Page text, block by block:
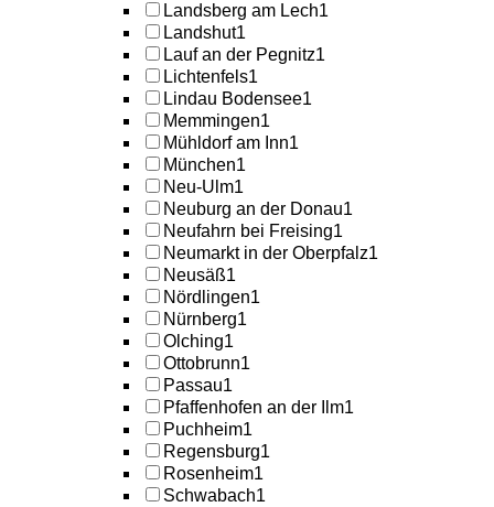
Landsberg am Lech1
Landshut1
Lauf an der Pegnitz1
Lichtenfels1
Lindau Bodensee1
Memmingen1
Mühldorf am Inn1
München1
Neu-Ulm1
Neuburg an der Donau1
Neufahrn bei Freising1
Neumarkt in der Oberpfalz1
Neusäß1
Nördlingen1
Nürnberg1
Olching1
Ottobrunn1
Passau1
Pfaffenhofen an der Ilm1
Puchheim1
Regensburg1
Rosenheim1
Schwabach1